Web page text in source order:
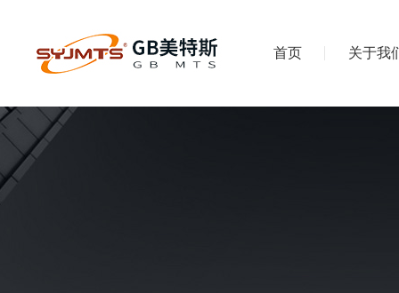
首页 关于我